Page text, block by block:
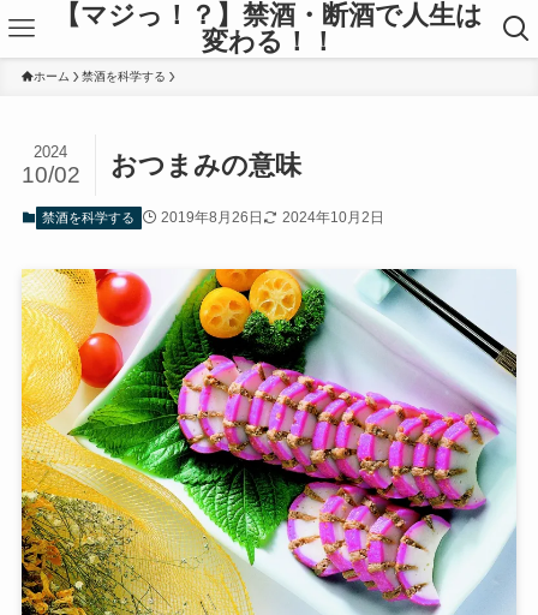
【マジっ！？】禁酒・断酒で人生は
変わる！！
ホーム 禁酒を科学する
おつまみの意味
2024
10/02
禁酒を科学する 2019年8月26日 2024年10月2日